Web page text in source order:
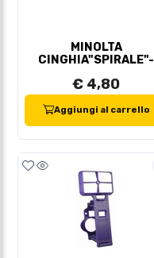
MINOLTA
CINGHIA"SPIRALE"-
€ 4,80
Aggiungi al carrello